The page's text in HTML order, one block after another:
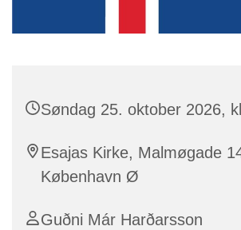
Søndag 25. oktober 2026,
Esajas Kirke, Malmøgade
København Ø
Guðni Már Harðarsson